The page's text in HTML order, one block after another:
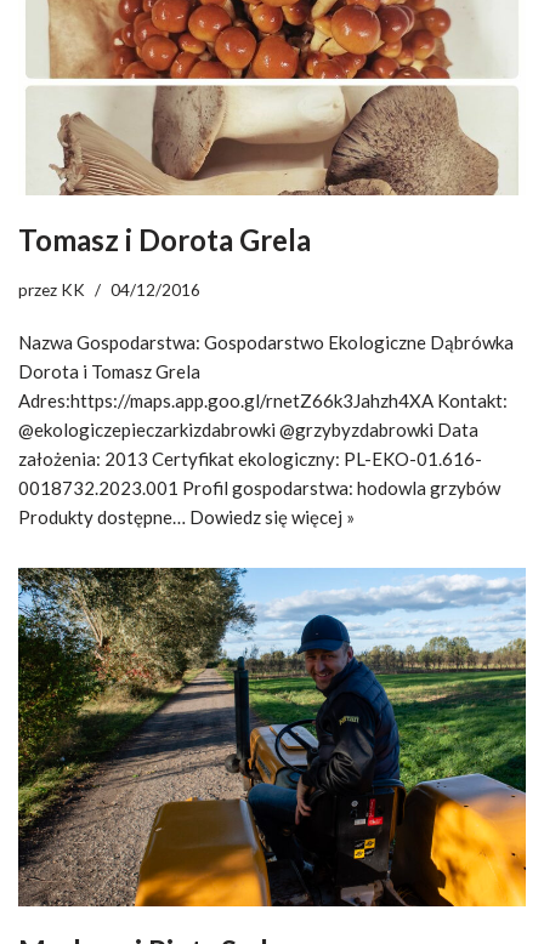
Tomasz i Dorota Grela
przez KK 04/12/2016
Nazwa Gospodarstwa: Gospodarstwo Ekologiczne Dąbrówka
Dorota i Tomasz Grela
Adres:https://maps.app.goo.gl/rnetZ66k3Jahzh4XA Kontakt:
@ekologiczepieczarkizdabrowki @grzybyzdabrowki Data
założenia: 2013 Certyfikat ekologiczny: PL-EKO-01.616-
0018732.2023.001 Profil gospodarstwa: hodowla grzybów
Produkty dostępne… Dowiedz się więcej »